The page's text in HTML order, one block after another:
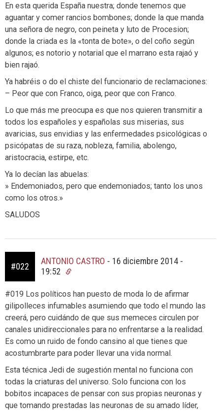
En esta querida España nuestra; donde tenemos que
aguantar y comer rancios bombones; donde la que manda
una señora de negro, con peineta y luto de Procesion;
donde la criada es la «tonta de bote», o del coño según
algunos; es notorio y notarial que el marrano esta rajaó y
bien rajaó.
Ya habréis o do el chiste del funcionario de reclamaciones:
– Peor que con Franco, oiga, peor que con Franco.
Lo que más me preocupa es que nos quieren transmitir a
todos los españoles y españolas sus miserias, sus
avaricias, sus envidias y las enfermedades psicológicas o
psicópatas de su raza, nobleza, familia, abolengo,
aristocracia, estirpe, etc.
Ya lo decían las abuelas:
» Endemoniados, pero que endemoniados; tanto los unos
como los otros.»
SALUDOS
#022
ANTONIO CASTRO - 16 diciembre 2014 -
19:52
#019 Los políticos han puesto de moda lo de afirmar
gilipolleces infumables asumiendo que todo el mundo las
creerá, pero cuidándo de que sus memeces circulen por
canales unidireccionales para no enfrentarse a la realidad.
Es como un ruido de fondo cansino al que tienes que
acostumbrarte para poder llevar una vida normal.
Esta técnica Jedi de sugestión mental no funciona con
todas la criaturas del universo. Solo funciona con los
bobitos incapaces de pensar con sus propias neuronas y
que tomando prestadas las neuronas de su amado líder,